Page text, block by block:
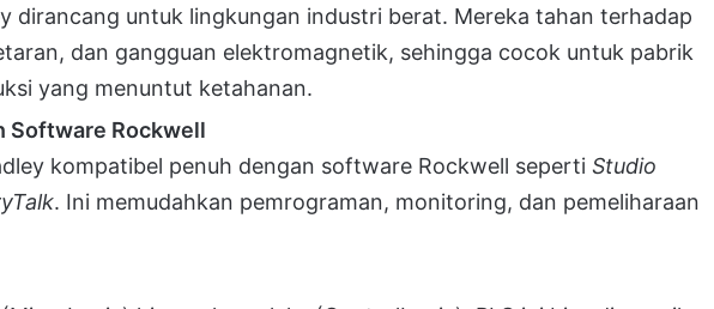
dirancang untuk lingkungan industri berat. Mereka tahan terhadap
dan gangguan elektromagnetik, sehingga cocok untuk pabrik
yang menuntut ketahanan.
Software Rockwell
kompatibel penuh dengan software Rockwell seperti Studio
. Ini memudahkan pemrograman, monitoring, dan pemeliharaan